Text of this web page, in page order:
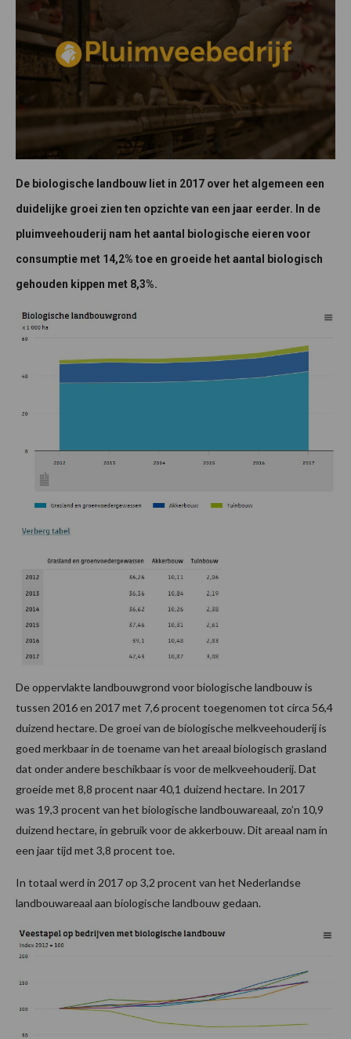
De biologische landbouw liet in 2017 over het algemeen een
duidelijke groei zien ten opzichte van een jaar eerder. In de
pluimveehouderij nam het aantal biologische eieren voor
consumptie met 14,2% toe en groeide het aantal biologisch
gehouden kippen met 8,3%.
De oppervlakte landbouwgrond voor biologische landbouw is
tussen 2016 en 2017 met 7,6 procent toegenomen tot circa 56,4
duizend hectare. De groei van de biologische melkveehouderij is
goed merkbaar in de toename van het areaal biologisch grasland
dat onder andere beschikbaar is voor de melkveehouderij. Dat
groeide met 8,8 procent naar 40,1 duizend hectare. In 2017
was 19,3 procent van het biologische landbouwareaal, zo’n 10,9
duizend hectare, in gebruik voor de akkerbouw. Dit areaal nam in
een jaar tijd met 3,8 procent toe.
In totaal werd in 2017 op 3,2 procent van het Nederlandse
landbouwareaal aan biologische landbouw gedaan.